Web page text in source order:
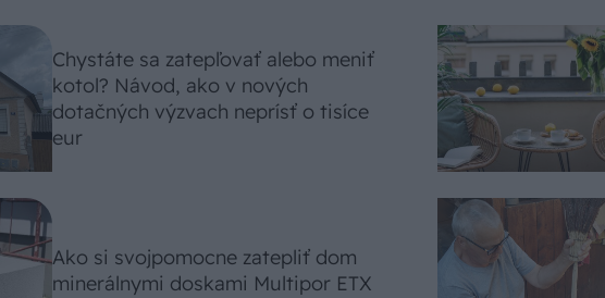
Chystáte sa zatepľovať alebo meniť
kotol? Návod, ako v nových
dotačných výzvach neprísť o tisíce
eur
Ako si svojpomocne zatepliť dom
minerálnymi doskami Multipor ETX